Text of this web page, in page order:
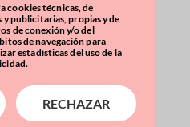
cookies técnicas, de
y publicitarias, propias y de
de conexión y/o del
de navegación para
estadísticas del uso de la
RECHAZAR